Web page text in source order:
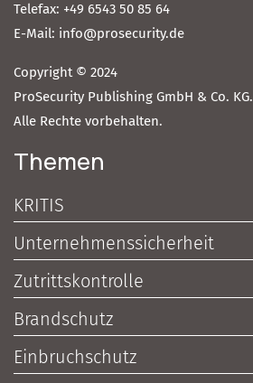
Telefax: +49 6543 50 85 64
E-Mail: info@prosecurity.de
Copyright © 2024
ProSecurity Publishing GmbH & Co. KG.
Alle Rechte vorbehalten.
Themen
KRITIS
Unternehmenssicherheit
Zutrittskontrolle
Brandschutz
Einbruchschutz